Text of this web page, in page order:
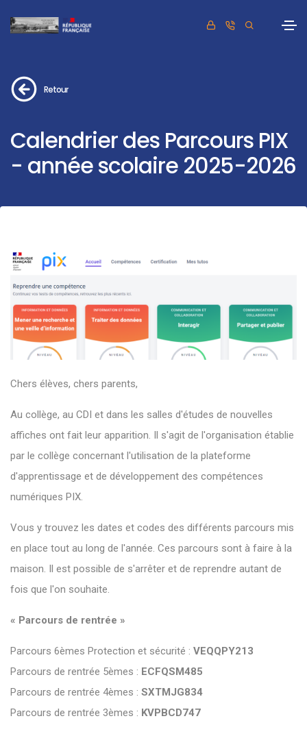
Retour
Calendrier des Parcours PIX
- année scolaire 2025-2026
Chers élèves, chers parents,
Au collège, au CDI et dans les salles d'études de nouvelles
affiches ont fait leur apparition. Il s'agit de l'organisation établie
par le collège concernant l'utilisation de la plateforme
d'apprentissage et de développement des compétences
numériques PIX.
Vous y trouvez les dates et codes des différents parcours mis
en place tout au long de l'année. Ces parcours sont à faire à la
maison. Il est possible de s'arrêter et de reprendre autant de
fois que l'on souhaite.
« Parcours de rentrée »
Parcours 6èmes Protection et sécurité : VEQQPY213
Parcours de rentrée 5èmes : ECFQSM485
Parcours de rentrée 4èmes : SXTMJG834
Parcours de rentrée 3èmes : KVPBCD747